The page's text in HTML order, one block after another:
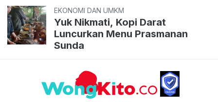
EKONOMI DAN UMKM
Yuk Nikmati, Kopi Darat
Luncurkan Menu Prasmanan
Sunda